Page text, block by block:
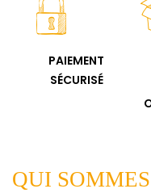
PAIEMENT
SÉCURISÉ
QUI